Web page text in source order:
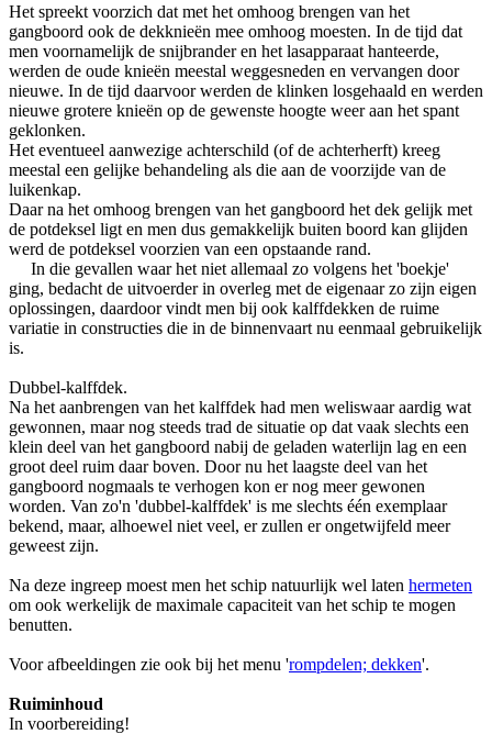
Het spreekt voorzich dat met het omhoog brengen van het
gangboord ook de dekknieën mee omhoog moesten. In de tijd dat
men voornamelijk de snijbrander en het lasapparaat hanteerde,
werden de oude knieën meestal weggesneden en vervangen door
nieuwe. In de tijd daarvoor werden de klinken losgehaald en werden
nieuwe grotere knieën op de gewenste hoogte weer aan het spant
geklonken.
Het eventueel aanwezige achterschild (of de achterherft) kreeg
meestal een gelijke behandeling als die aan de voorzijde van de
luikenkap.
Daar na het omhoog brengen van het gangboord het dek gelijk met
de potdeksel ligt en men dus gemakkelijk buiten boord kan glijden
werd de potdeksel voorzien van een opstaande rand.
In die gevallen waar het niet allemaal zo volgens het 'boekje'
ging, bedacht de uitvoerder in overleg met de eigenaar zo zijn eigen
oplossingen, daardoor vindt men bij ook kalffdekken de ruime
variatie in constructies die in de binnenvaart nu eenmaal gebruikelijk
is.
Dubbel-kalffdek.
Na het aanbrengen van het kalffdek had men weliswaar aardig wat
gewonnen, maar nog steeds trad de situatie op dat vaak slechts een
klein deel van het gangboord nabij de geladen waterlijn lag en een
groot deel ruim daar boven. Door nu het laagste deel van het
gangboord nogmaals te verhogen kon er nog meer gewonen
worden. Van zo'n 'dubbel-kalffdek' is me slechts één exemplaar
bekend, maar, alhoewel niet veel, er zullen er ongetwijfeld meer
geweest zijn.
Na deze ingreep moest men het schip natuurlijk wel laten hermeten
om ook werkelijk de maximale capaciteit van het schip te mogen
benutten.
Voor afbeeldingen zie ook bij het menu 'rompdelen; dekken'.
Ruiminhoud
In voorbereiding!